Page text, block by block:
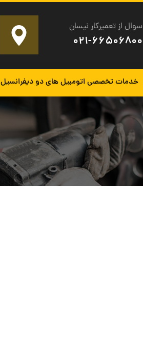
سوال از تعمیرکار نیسان
۰۲۱-۶۶۵۰۶۸۰۰
خدمات تخصصی اتومبیل های دو دیفرانسیل